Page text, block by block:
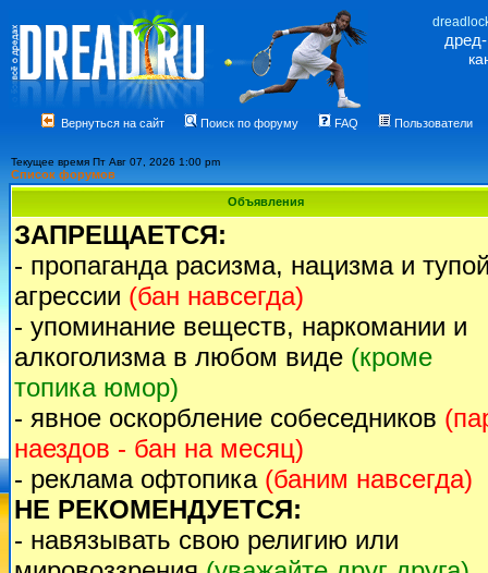
Вернуться на сайт Поиск по форуму FAQ Пользователи
Текущее время Пт Авг 07, 2026 1:00 pm
Список форумов
Объявления
ЗАПРЕЩАЕТСЯ:
- пропаганда расизма, нацизма и
агрессии (бан навсегда)
- упоминание веществ, наркомании и
алкоголизма в любом виде (кроме
топика юмор)
- явное оскорбление собеседников
наездов - бан на месяц)
- реклама офтопика (баним навсегда)
НЕ РЕКОМЕНДУЕТСЯ:
- навязывать свою религию или